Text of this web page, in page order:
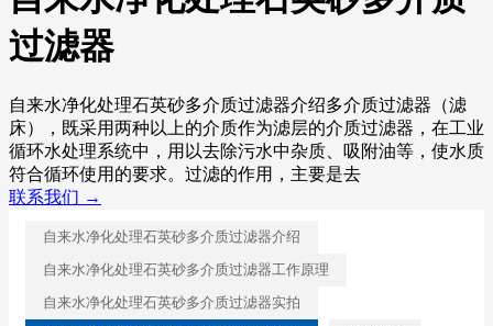
过滤器
自来水净化处理石英砂多介质过滤器介绍多介质过滤器（滤
床），既采用两种以上的介质作为滤层的介质过滤器，在工业
循环水处理系统中，用以去除污水中杂质、吸附油等，使水质
符合循环使用的要求。过滤的作用，主要是去
联系我们 →
自来水净化处理石英砂多介质过滤器介绍
自来水净化处理石英砂多介质过滤器工作原理
自来水净化处理石英砂多介质过滤器实拍